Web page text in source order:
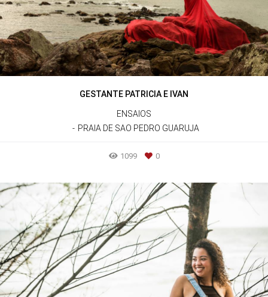
GESTANTE PATRICIA E IVAN
ENSAIOS
PRAIA DE SAO PEDRO GUARUJA
1099 0